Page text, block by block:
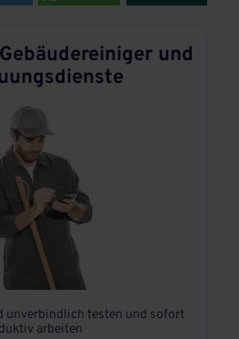
und
unverbindlich testen und sofort
arbeiten